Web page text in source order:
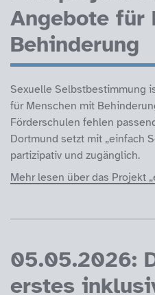
Angebote für
Behinderung
Sexuelle Selbstbestimmung
für Menschen mit
Förderschulen fehlen
Dortmund setzt mit „einfach
partizipativ und zugänglich.
Mehr lesen über das Projekt
05.05.2026:
erstes